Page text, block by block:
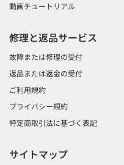
動画チュートリアル
修理と返品サービス
故障または修理の受付
返品または返金の受付
ご利用規約
プライバシー規約
特定商取引法に基づく表記
サイトマップ